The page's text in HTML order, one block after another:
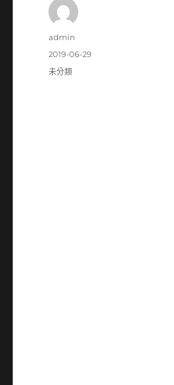
作
admin
發
佈
2019-06-29
分
未分類